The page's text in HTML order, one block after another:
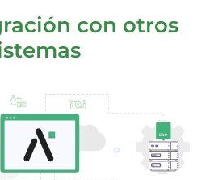
con otros